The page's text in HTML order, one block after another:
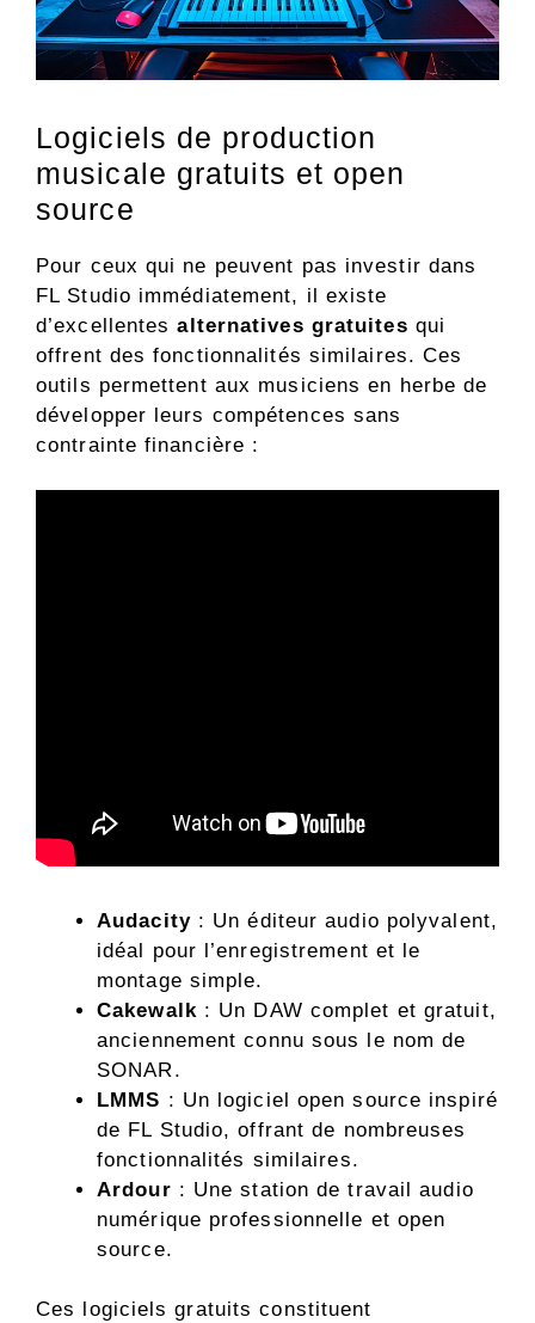
Logiciels de production
musicale gratuits et open
source
Pour ceux qui ne peuvent pas investir dans
FL Studio immédiatement, il existe
d’excellentesalternatives gratuites qui
offrent des fonctionnalités similaires. Ces
outils permettent aux musiciens en herbe de
développer leurs compétences sans
contrainte financière :
Audacity: Un éditeur audio polyvalent,
idéal pour l’enregistrement et le
montage simple.
Cakewalk : Un DAW complet et gratuit,
anciennement connu sous le nom de
SONAR.
LMMS : Un logiciel open source inspiré
de FL Studio, offrant de nombreuses
fonctionnalités similaires.
Ardour : Une station de travail audio
numérique professionnelle et open
source.
Ces logiciels gratuits constituent